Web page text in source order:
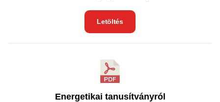
Letöltés
Energetikai tanusítványról